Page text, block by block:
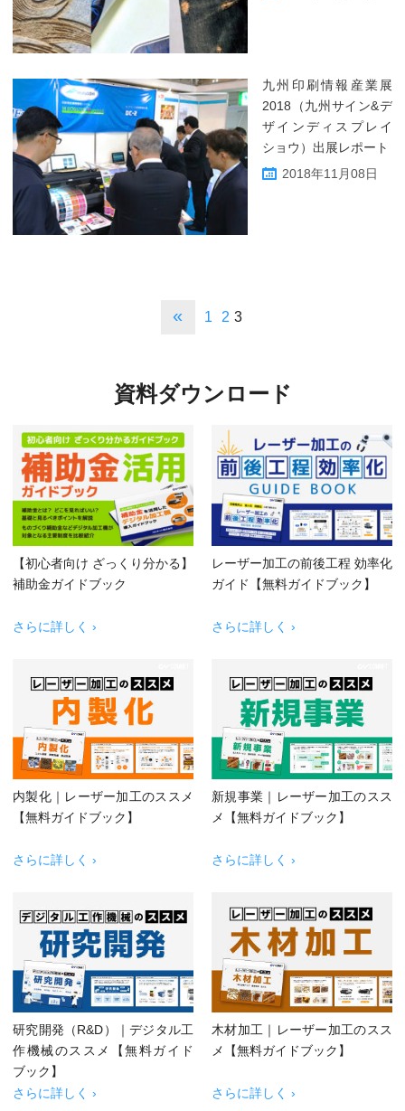
九州印刷情報産業展
2018（九州サイン&デ
ザインディスプレイ
ショウ）出展レポート
2018年11月08日
« 1 2 3
資料ダウンロード
【初心者向け ざっくり分かる】
補助金ガイドブック
さらに詳しく ›
レーザー加工の前後工程 効率化
ガイド【無料ガイドブック】
さらに詳しく ›
内製化｜レーザー加工のススメ
【無料ガイドブック】
さらに詳しく ›
新規事業｜レーザー加工のスス
メ【無料ガイドブック】
さらに詳しく ›
研究開発（R&D）｜デジタル工
作機械のススメ【無料ガイド
ブック】
さらに詳しく ›
木材加工｜レーザー加工のスス
メ【無料ガイドブック】
さらに詳しく ›